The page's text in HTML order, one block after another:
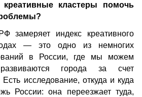
креативные кластеры помочь
замеряет индекс креативного
— это одно из немногих
в России, где мы можем
города за счет
Есть исследование, откуда и куда
России: она переезжает туда,